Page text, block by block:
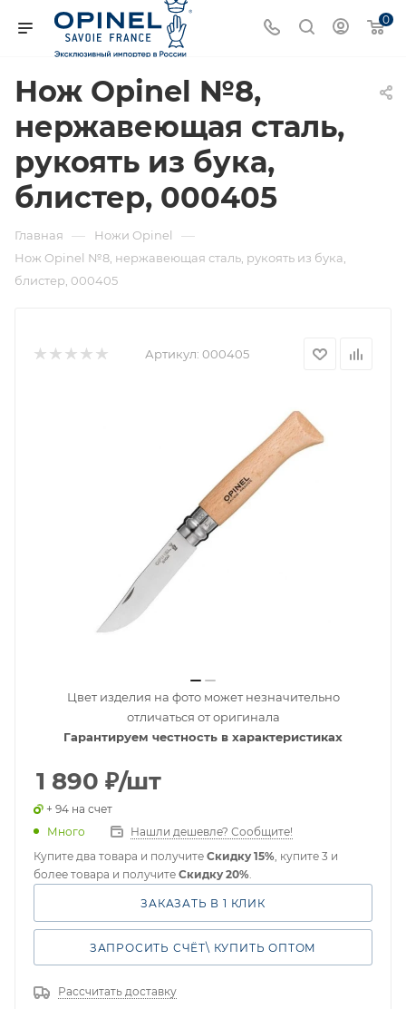
0
Нож Opinel №8,
нержавеющая сталь,
рукоять из бука,
блистер, 000405
Главная — Ножи Opinel —
Нож Opinel №8, нержавеющая сталь, рукоять из бука,
блистер, 000405
Артикул: 000405
Цвет изделия на фото может незначительно
отличаться от оригинала
Гарантируем честность в характеристиках
1 890 ₽/шт
+ 94 на счет
Много
Нашли дешевле? Сообщите!
Купите два товара и получите Скидку 15%, купите 3 и
более товара и получите Скидку 20%.
ЗАКАЗАТЬ В 1 КЛИК
ЗАПРОСИТЬ СЧЁТ\ КУПИТЬ ОПТОМ
Рассчитать доставку